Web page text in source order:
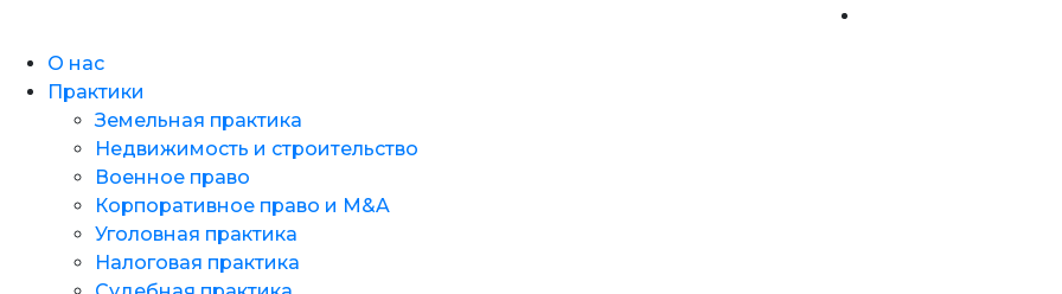
О нас
Практики
Земельная практика
Недвижимость и строительство
Военное право
Корпоративное право и M&A
Уголовная практика
Налоговая практика